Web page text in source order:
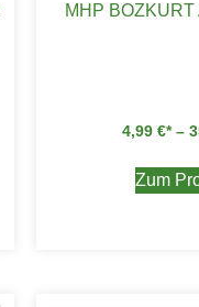
MHP
4,99 € –
Zum